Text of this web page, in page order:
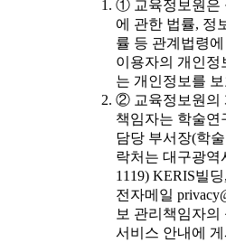
① 교육정보원은
에 관한 법률, 정
률 등 관계법령
이용자의 개인정
는 개인정보를
② 교육정보원의
책임자는 학술연
담당 부서장(학
락처는 대구광역
1119) KERIS빌
전자메일
보 관리책임자
서비스 안내에